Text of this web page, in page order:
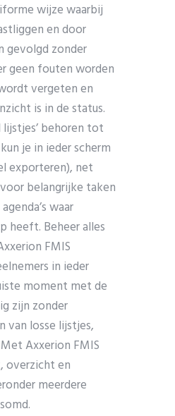
wijze waarbij
en door
gevolgd zonder
geen fouten worden
vergeten en
is in de status.
lijstjes’ behoren tot
je in ieder scherm
exporteren), net
belangrijke taken
waar
heeft. Beheer alles
FMIS
in ieder
moment met de
zijn zonder
van losse lijstjes,
Axxerion FMIS
overzicht en
meerdere